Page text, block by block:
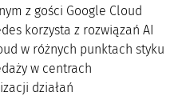
z gości Google Cloud
korzysta z rozwiązań AI
w różnych punktach styku
w centrach
działań